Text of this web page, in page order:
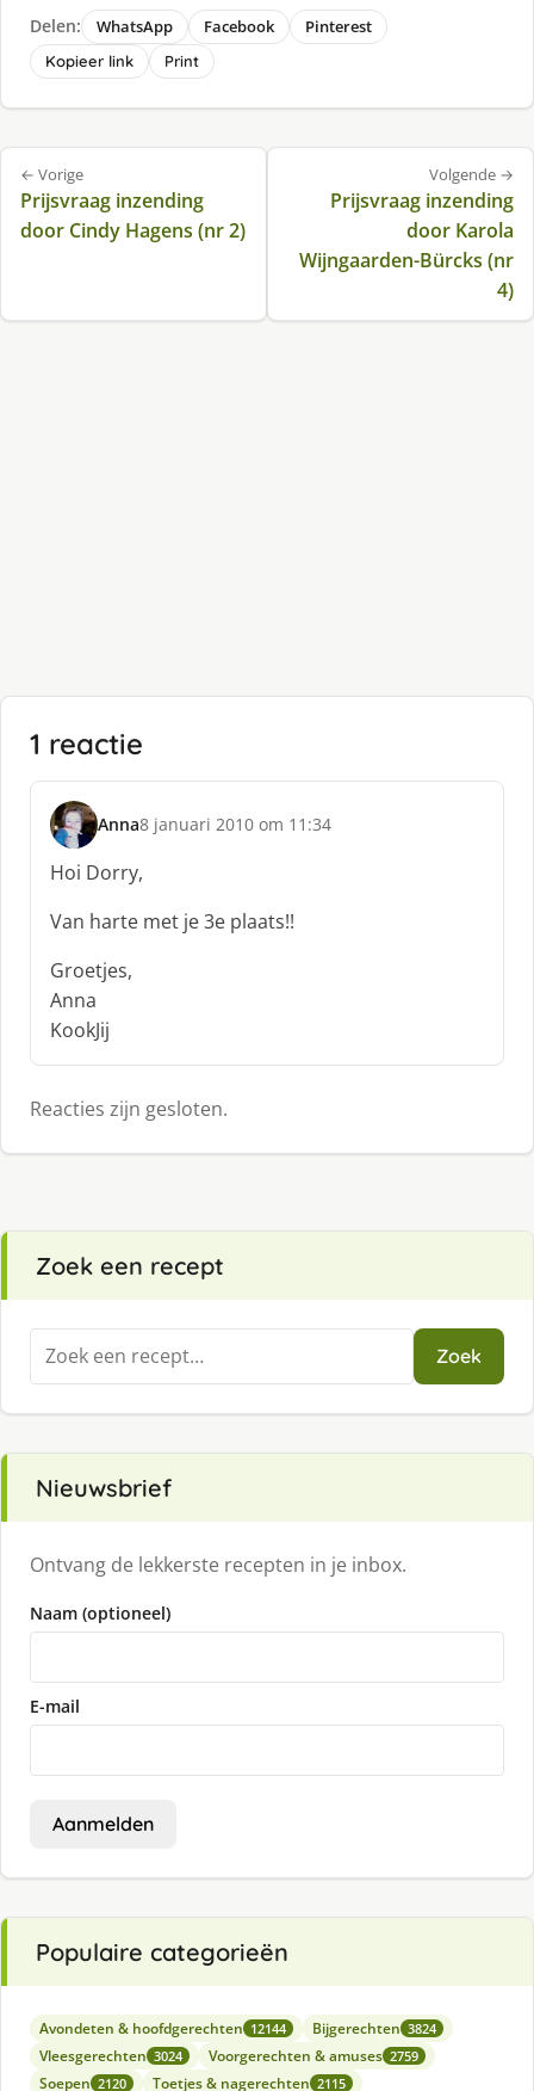
Delen: WhatsApp Facebook Pinterest
Kopieer link Print
Bericht
navigatie
← Vorige
Prijsvraag inzending
door Cindy Hagens (nr 2)
Volgende →
Prijsvraag inzending
door Karola
Wijngaarden-Bürcks (nr
4)
1 reactie
Anna
s
c
h
r
e
:
8 januari 2010 om 11:34
Hoi Dorry,
Van harte met je 3e plaats!!
Groetjes,
Anna
KookJij
Reacties zijn gesloten.
Zoek een recept
Zoeken
naar:
Zoek
Nieuwsbrief
Ontvang de lekkerste recepten in je inbox.
Naam (optioneel)
E-mail
Aanmelden
Populaire categorieën
Avondeten & hoofdgerechten 12144 Bijgerechten 3824
Vleesgerechten 3024 Voorgerechten & amuses 2759
Soepen 2120 Toetjes & nagerechten 2115